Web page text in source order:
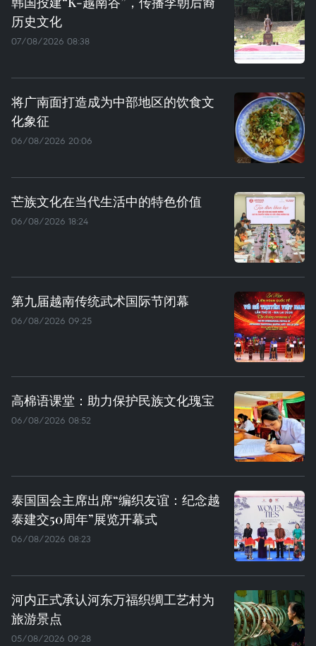
历史文化
07/08/2026 08:38
将广南面打造成为中部地区的饮食文
化象征
06/08/2026 20:06
芒族文化在当代生活中的特色价值
06/08/2026 18:24
第九届越南传统武术国际节闭幕
06/08/2026 09:25
高棉语课堂：助力保护民族文化瑰宝
06/08/2026 08:52
泰国国会主席出席“编织友谊：纪念越
泰建交50周年”展览开幕式
06/08/2026 08:23
河内正式承认河东万福织绸工艺村为
旅游景点
05/08/2026 09:28